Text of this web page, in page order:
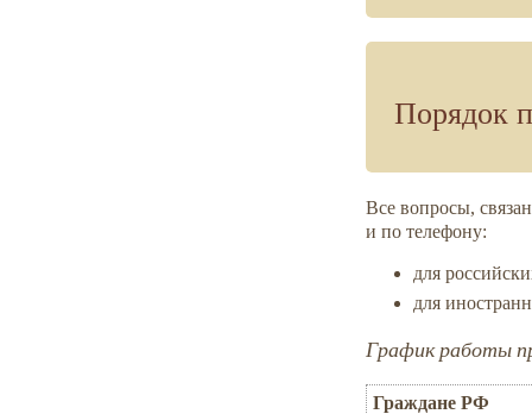
Порядок
Все вопросы,
и по телефону:
для
для
График работы
Граждане РФ